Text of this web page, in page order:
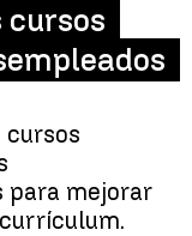
cursos
cursos
para mejorar